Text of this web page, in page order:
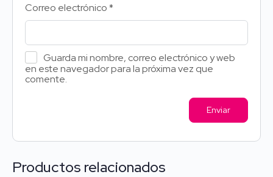
Correo electrónico*
Guarda mi nombre, correo electrónico y web
en este navegador para la próxima vez que
comente.
Productos relacionados